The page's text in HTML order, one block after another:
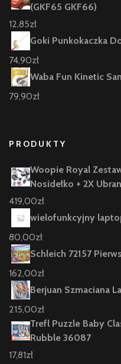
(GKF65 GKF66)
12,85zł
Goki Punkokaczka
74,90zł
Waba Fun Kinetic
79,90zł
PRODUKTY
Woopie Royal
Nosidełko + 2X
419,00zł
wielofunkcyjny
80,00zł
Schleich 72157
162,00zł
Berjuan Szmaciana
215,00zł
Trefl Puzzle Baby
Rubble 36087
17,81zł